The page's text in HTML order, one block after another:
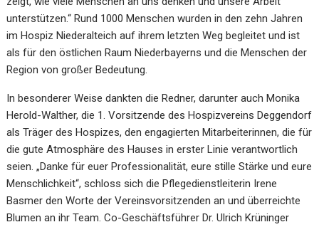
unterstützen.“ Rund 1000 Menschen wurden in den zehn Jahren
im Hospiz Niederalteich auf ihrem letzten Weg begleitet und ist
als für den östlichen Raum Niederbayerns und die Menschen der
Region von großer Bedeutung.
In besonderer Weise dankten die Redner, darunter auch Monika
Herold-Walther, die 1. Vorsitzende des Hospizvereins Deggendorf
als Träger des Hospizes, den engagierten Mitarbeiterinnen, die für
die gute Atmosphäre des Hauses in erster Linie verantwortlich
seien. „Danke für euer Professionalität, eure stille Stärke und eure
Menschlichkeit“, schloss sich die Pflegedienstleiterin Irene
Basmer den Worte der Vereinsvorsitzenden an und überreichte
Blumen an ihr Team. Co-Geschäftsführer Dr. Ulrich Krüninger